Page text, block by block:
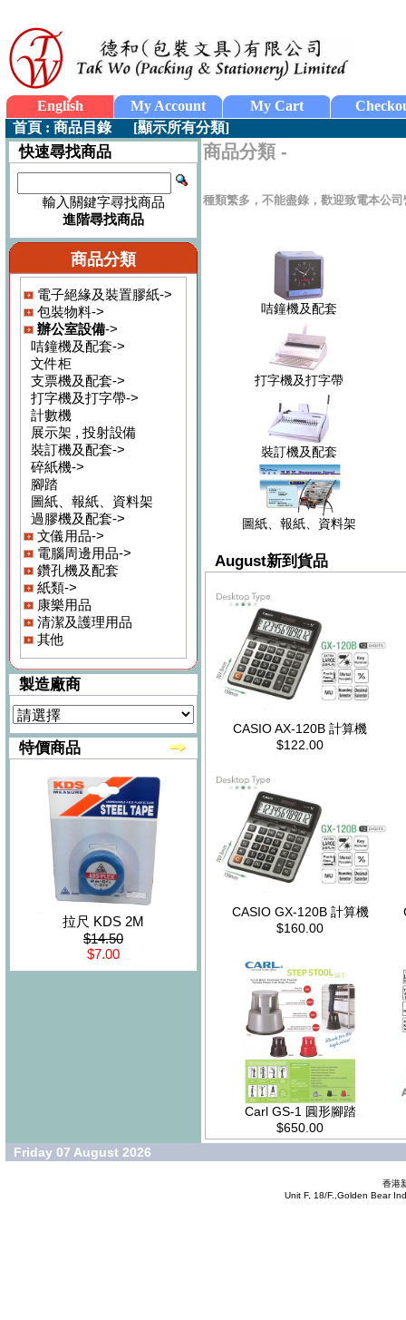
English My Account My Cart
首頁 : 商品目錄[顯示所有分類]
快速尋找商品
輸入關鍵字尋找商品
進階尋找商品
商品分類
電子絕緣及裝置膠紙->
包裝物料->
辦公室設備->
咭鐘機及配套->
文件柜
支票機及配套->
打字機及打字帶->
計數機
展示架 , 投射設備
裝訂機及配套->
碎紙機->
腳踏
圖紙、報紙、資料架
過膠機及配套->
文儀用品->
電腦周邊用品->
鑽孔機及配套
紙類->
康樂用品
清潔及護理用品
其他
製造廠商
特價商品
拉尺 KDS 2M
$14.50
$7.00
商品分類 -
種類繁多，不能盡錄，歡迎致電本公
咭鐘機及配套
打字機及打字帶
裝訂機及配套
圖紙、報紙、資料架
August新到貨品
CASIO AX-120B 計算機
$122.00
CASIO GX-120B 計算機
$160.00
Carl GS-1 圓形腳踏
$650.00
Friday 07 August 2026
香港
Unit F, 18/F.,Golden Bear